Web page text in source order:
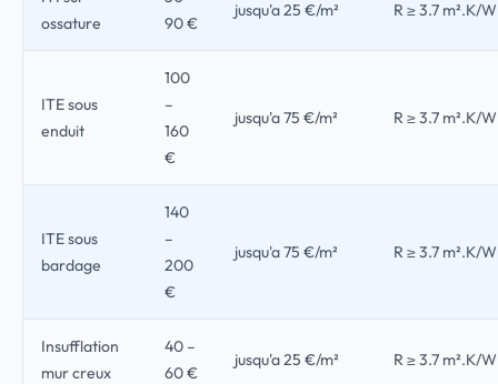
ossature
90 €
jusqu'a 25 €/m² R ≥ 3.7 m².K/W
ITE sous
enduit
100
–
160
€
jusqu'a 75 €/m² R ≥ 3.7 m².K/W
ITE sous
bardage
140
–
200
€
jusqu'a 75 €/m² R ≥ 3.7 m².K/W
Insufflation
mur creux
40 –
60 €
jusqu'a 25 €/m² R ≥ 3.7 m².K/W